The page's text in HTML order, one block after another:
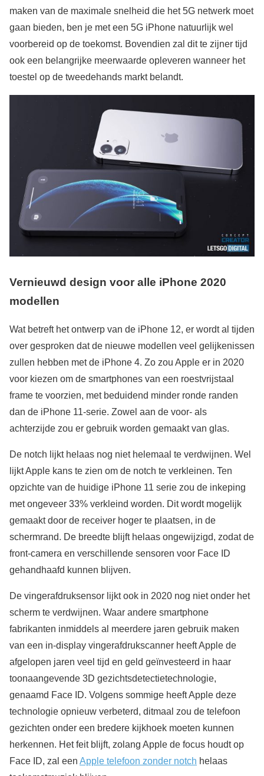
maken van de maximale snelheid die het 5G netwerk moet
gaan bieden, ben je met een 5G iPhone natuurlijk wel
voorbereid op de toekomst. Bovendien zal dit te zijner tijd
ook een belangrijke meerwaarde opleveren wanneer het
toestel op de tweedehands markt belandt.
Vernieuwd design voor alle iPhone 2020
modellen
Wat betreft het ontwerp van de iPhone 12, er wordt al tijden
over gesproken dat de nieuwe modellen veel gelijkenissen
zullen hebben met de iPhone 4. Zo zou Apple er in 2020
voor kiezen om de smartphones van een roestvrijstaal
frame te voorzien, met beduidend minder ronde randen
dan de iPhone 11-serie. Zowel aan de voor- als
achterzijde zou er gebruik worden gemaakt van glas.
De notch lijkt helaas nog niet helemaal te verdwijnen. Wel
lijkt Apple kans te zien om de notch te verkleinen. Ten
opzichte van de huidige iPhone 11 serie zou de inkeping
met ongeveer 33% verkleind worden. Dit wordt mogelijk
gemaakt door de receiver hoger te plaatsen, in de
schermrand. De breedte blijft helaas ongewijzigd, zodat de
front-camera en verschillende sensoren voor Face ID
gehandhaafd kunnen blijven.
De vingerafdruksensor lijkt ook in 2020 nog niet onder het
scherm te verdwijnen. Waar andere smartphone
fabrikanten inmiddels al meerdere jaren gebruik maken
van een in-display vingerafdrukscanner heeft Apple de
afgelopen jaren veel tijd en geld geïnvesteerd in haar
toonaangevende 3D gezichtsdetectietechnologie,
genaamd Face ID. Volgens sommige heeft Apple deze
technologie opnieuw verbeterd, ditmaal zou de telefoon
gezichten onder een bredere kijkhoek moeten kunnen
herkennen. Het feit blijft, zolang Apple de focus houdt op
Face ID, zal een Apple telefoon zonder notch helaas